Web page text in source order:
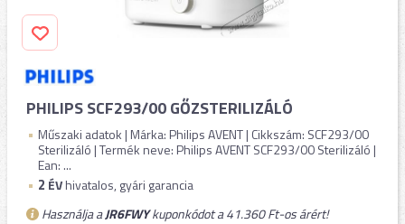
PHILIPS SCF293/00 GŐZSTERILIZÁLÓ
Műszaki adatok | Márka: Philips AVENT | Cikkszám: SCF293/00
Sterilizáló | Termék neve: Philips AVENT SCF293/00 Sterilizáló |
Ean: ...
2 ÉVhivatalos, gyári garancia
Használja aJR6FWYkuponkódot a 41.360 Ft-os árért!